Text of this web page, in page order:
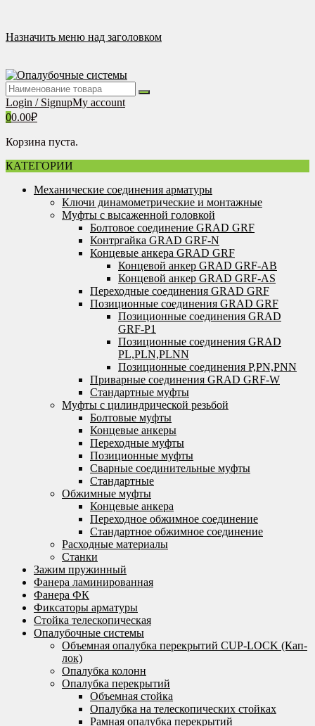
содержимому
Назначить меню над заголовком
Login / SignupMy account
00.00₽
Корзина пуста.
КАТЕГОРИИ
Механические соединения арматуры
Ключи динамометрические и монтажные
Муфты с высаженной головкой
Болтовое соединение GRAD GRF
Контргайка GRAD GRF-N
Концевые анкера GRAD GRF
Концевой анкер GRAD GRF-AB
Концевой анкер GRAD GRF-AS
Переходные соединения GRAD GRF
Позиционные соединения GRAD GRF
Позиционные соединения GRAD
GRF-P1
Позиционные соединения GRAD
PL,PLN,PLNN
Позиционные соединения P,PN,PNN
Приварные соединения GRAD GRF-W
Стандартные муфты
Муфты с цилиндрической резьбой
Болтовые муфты
Концевые анкеры
Переходные муфты
Позиционные муфты
Сварные соединительные муфты
Стандартные
Обжимные муфты
Концевые анкера
Переходное обжимное соединение
Стандартное обжимное соединение
Расходные материалы
Станки
Зажим пружинный
Фанера ламинированная
Фанера ФК
Фиксаторы арматуры
Стойка телескопическая
Опалубочные системы
Объемная опалубка перекрытий CUP-LOCK (Кап-
лок)
Опалубка колонн
Опалубка перекрытий
Объемная стойка
Опалубка на телескопических стойках
Рамная опалубка перекрытий